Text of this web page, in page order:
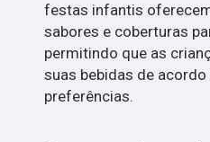
festas infantis
sabores e coberturas
permitindo que as
suas bebidas de
preferências.